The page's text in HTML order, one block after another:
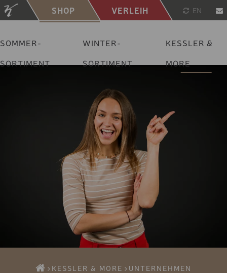
SHOP VERLEIH
SOMMER-
SORTIMENT
WINTER-
SORTIMENT
KESSLER &
MORE
EN
KESSLER & MORE
UNTERNEHMEN